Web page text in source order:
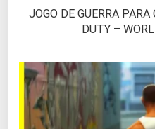
JOGO DE GUERRA
DUTY –